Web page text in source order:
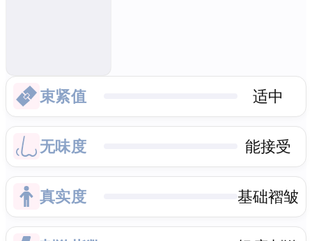
束紧值 适中
无味度 能接受
真实度 基础褶皱